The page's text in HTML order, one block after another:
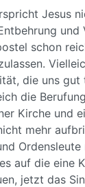
Jesus
und
schon
die uns gut
die
Kirche und
mehr
auf die eine
jetzt das